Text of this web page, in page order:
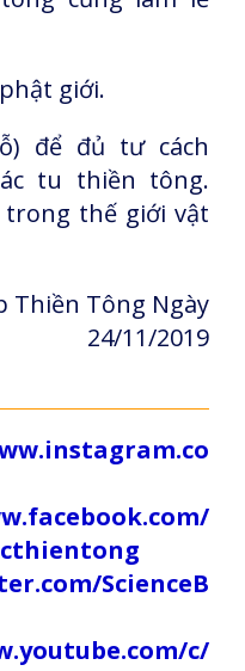
giới.
để đủ tư cách
tu thiền tông.
trong thế giới vật
Thiền Tông Ngày
24/11/2019
ScienceB
c/